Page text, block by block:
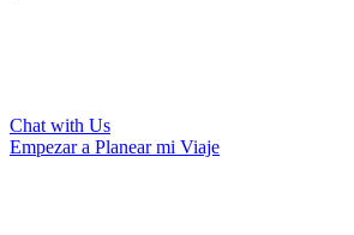
Chat with Us
Empezar a Planear mi Viaje